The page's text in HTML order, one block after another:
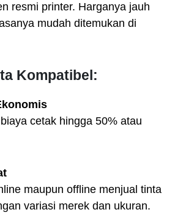
resmi printer. Harganya jauh
mudah ditemukan di
Kompatibel:
cetak hingga 50% atau
maupun offline menjual tinta
variasi merek dan ukuran.